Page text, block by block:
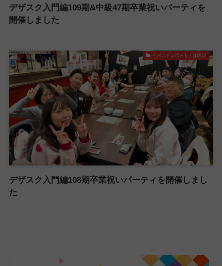
デザスク入門編109期&中級47期卒業祝いパーティを
開催しました
イベントレポート・体験記
デザスク入門編108期卒業祝いパーティを開催しまし
た